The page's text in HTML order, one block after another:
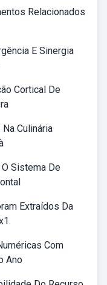
Relacionados
E Sinergia
Cortical De
Culinária
Sistema De
Extraídos Da
Com
Ano